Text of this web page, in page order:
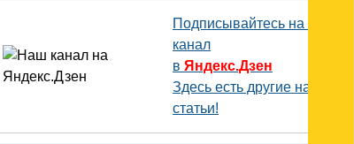
Подписывайтесь на наш
канал
в Яндекс.Дзен
Здесь есть другие наши
статьи!